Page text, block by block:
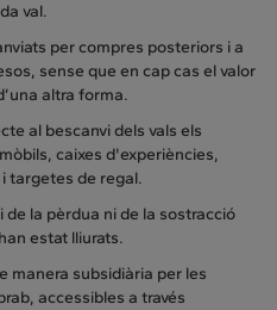
val.
per compres posteriors i a
sense que en cap cas el valor
altra forma.
al bescanvi dels vals els
caixes d'experiències,
targetes de regal.
la pèrdua ni de la sostracció
estat lliurats.
manera subsidiària per les
accessibles a través